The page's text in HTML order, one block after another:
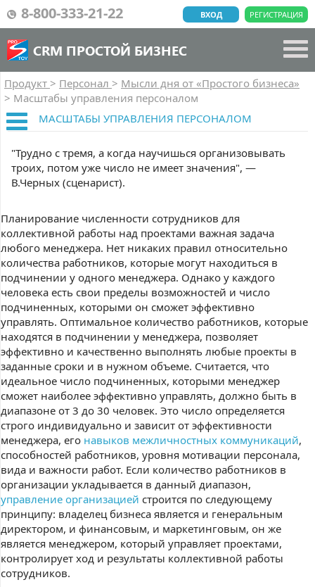
8-800-333-21-22 РЕГИСТРАЦИЯ
ВХОД
CRM ПРОСТОЙ БИЗНЕС
Продукт > Персонал > Мысли дня от «Простого бизнеса»
> Масштабы управления персоналом
МАСШТАБЫ УПРАВЛЕНИЯ ПЕРСОНАЛОМ
"Трудно с тремя, а когда научишься организовывать
троих, потом уже число не имеет значения", —
В.Черных (сценарист).
Планирование численности сотрудников для
коллективной работы над проектами важная задача
любого менеджера. Нет никаких правил относительно
количества работников, которые могут находиться в
подчинении у одного менеджера. Однако у каждого
человека есть свои пределы возможностей и число
подчиненных, которыми он сможет эффективно
управлять. Оптимальное количество работников, которые
находятся в подчинении у менеджера, позволяет
эффективно и качественно выполнять любые проекты в
заданные сроки и в нужном объеме. Считается, что
идеальное число подчиненных, которыми менеджер
сможет наиболее эффективно управлять, должно быть в
диапазоне от 3 до 30 человек. Это число определяется
строго индивидуально и зависит от эффективности
менеджера, его навыков межличностных коммуникаций,
способностей работников, уровня мотивации персонала,
вида и важности работ. Если количество работников в
организации укладывается в данный диапазон,
управление организацией строится по следующему
принципу: владелец бизнеса является и генеральным
директором, и финансовым, и маркетинговым, он же
является менеджером, который управляет проектами,
контролирует ход и результаты коллективной работы
сотрудников.